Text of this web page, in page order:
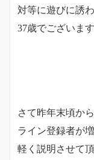
対等に遊びに誘
37歳でございま
さて昨年末頃か
ライン登録者が
軽く説明させて